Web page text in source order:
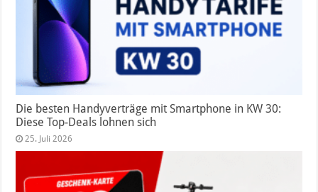
Die besten Handyverträge mit Smartphone in KW 30:
Diese Top-Deals lohnen sich
25. Juli 2026